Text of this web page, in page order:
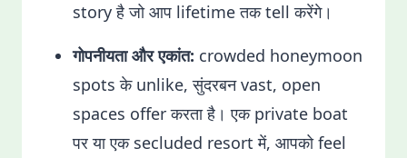
story है जो आप lifetime तक tell करेंगे।
गोपनीयता और एकांत: crowded honeymoon
spots के unlike, सुंदरबन vast, open
spaces offer करता है। एक private boat
पर या एक secluded resort में, आपको feel